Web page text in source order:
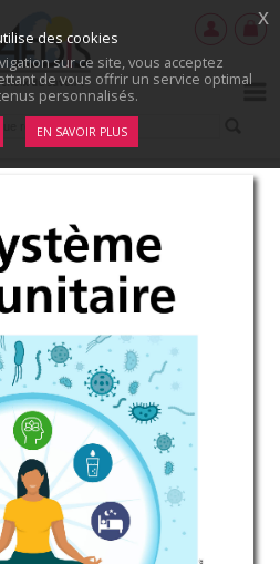
des cookies
sur ce site, vous acceptez
de vous offrir un service optimal
personnalisés.
EN SAVOIR PLUS
x